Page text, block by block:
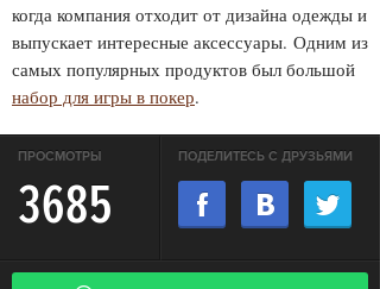
когда компания отходит от дизайна одежды и
выпускает интересные аксессуары. Одним из
самых популярных продуктов был большой
набор для игры в покер.
ПРОСМОТРЫ
3685
ПОДЕЛИТЕСЬ С ДРУЗЬЯМИ